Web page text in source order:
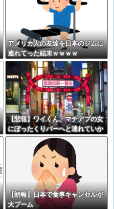
アメリカ人の友達を日本のジムに
連れてった結末ｗｗｗｗ
【悲報】ワイくん、マチアプの女
にぼったくりバーへと連れていか
れる⇒ｗｗｗ
【朗報】日本で食事キャンセルが
大ブーム